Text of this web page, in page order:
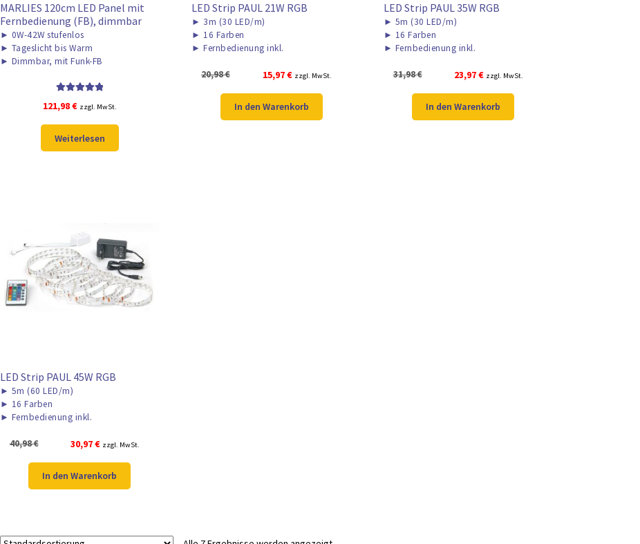
MARLIES 120cm LED Panel mit
Fernbedienung (FB), dimmbar
► 0W-42W stufenlos
► Tageslicht bis Warm
► Dimmbar, mit Funk-FB
5.00von 5
121,98€ zzgl. MwSt.
Weiterlesen
LED Strip PAUL 21W RGB
► 3m (30 LED/m)
► 16 Farben
► Fernbedienung inkl.
20,98€
Ursprünglicher
war:
20,98 €
15,97€Aktueller
ist:
15,97 €.
zzgl. MwSt.
In den Warenkorb
LED Strip PAUL 35W RGB
► 5m (30 LED/m)
► 16 Farben
► Fernbedienung inkl.
31,98€
Ursprünglicher
war:
31,98 €
23,97€Aktueller
ist:
23,97 €.
zzgl. MwSt.
In den Warenkorb
LED Strip PAUL 45W RGB
► 5m (60 LED/m)
► 16 Farben
► Fernbedienung inkl.
40,98€
Ursprünglicher
war:
40,98 €
30,97€Aktueller
ist:
30,97 €.
zzgl. MwSt.
In den Warenkorb